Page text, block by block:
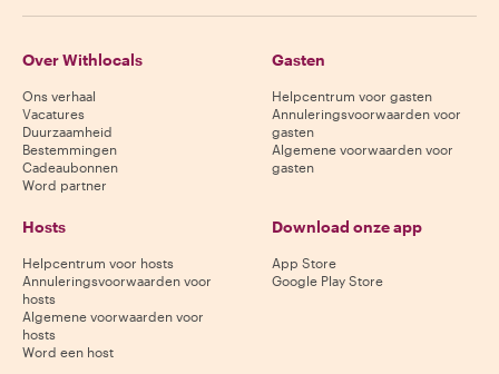
Over Withlocals
Ons verhaal
Vacatures
Duurzaamheid
Bestemmingen
Cadeaubonnen
Word partner
Gasten
Helpcentrum voor gasten
Annuleringsvoorwaarden voor
gasten
Algemene voorwaarden voor
gasten
Hosts
Helpcentrum voor hosts
Annuleringsvoorwaarden voor
hosts
Algemene voorwaarden voor
hosts
Word een host
Download onze app
App Store
Google Play Store